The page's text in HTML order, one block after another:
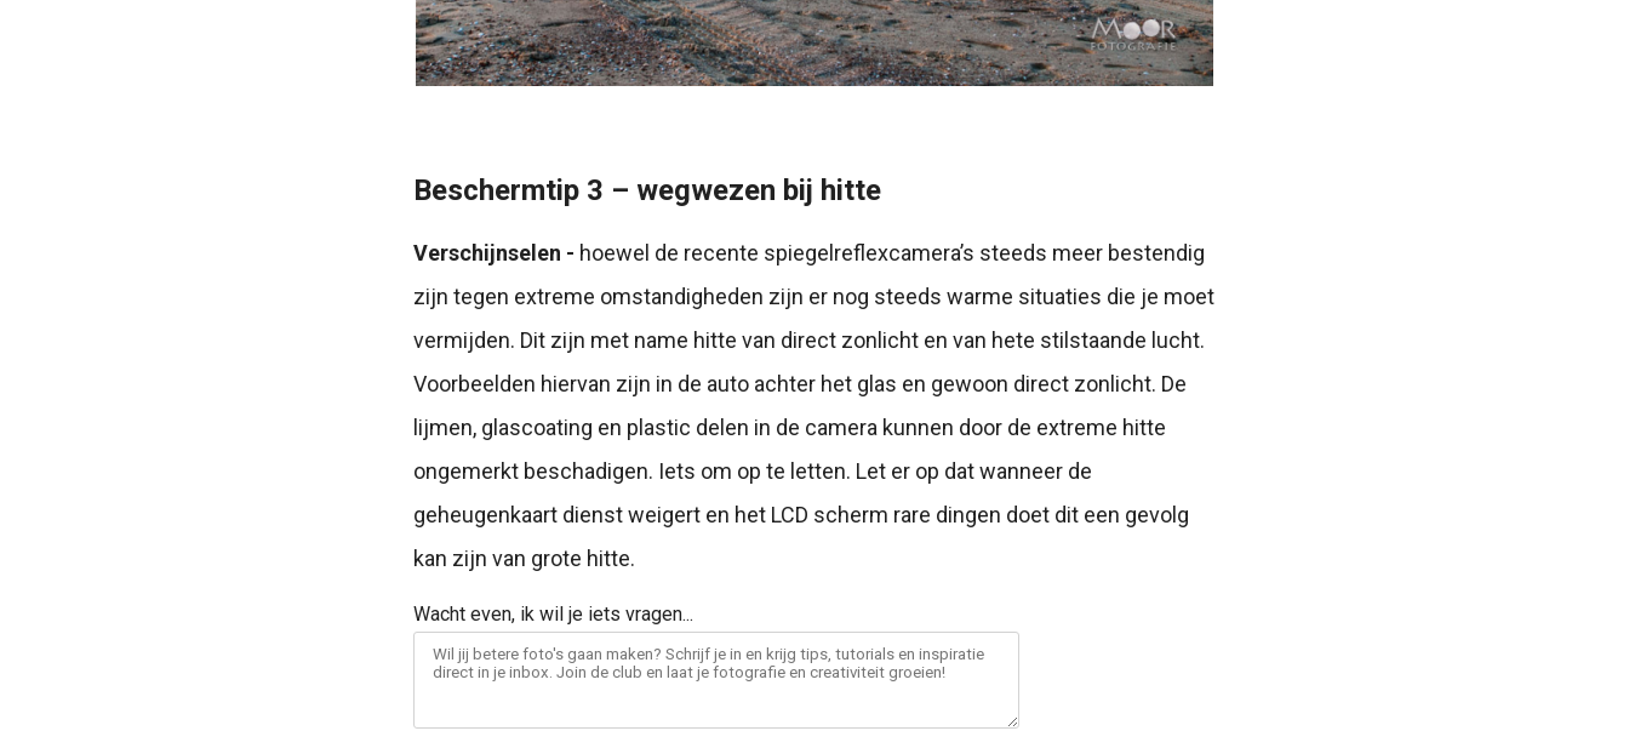
Beschermtip 3 – wegwezen bij hitte
Verschijnselen - hoewel de recente spiegelreflexcamera’s steeds meer bestendig
zijn tegen extreme omstandigheden zijn er nog steeds warme situaties die je moet
vermijden. Dit zijn met name hitte van direct zonlicht en van hete stilstaande lucht.
Voorbeelden hiervan zijn in de auto achter het glas en gewoon direct zonlicht. De
lijmen, glascoating en plastic delen in de camera kunnen door de extreme hitte
ongemerkt beschadigen. Iets om op te letten. Let er op dat wanneer de
geheugenkaart dienst weigert en het LCD scherm rare dingen doet dit een gevolg
kan zijn van grote hitte.
Wacht even, ik wil je iets vragen...